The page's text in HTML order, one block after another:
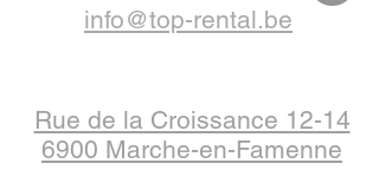
info@top-rental.be
Rue de la Croissance 12-14
6900 Marche-en-Famenne